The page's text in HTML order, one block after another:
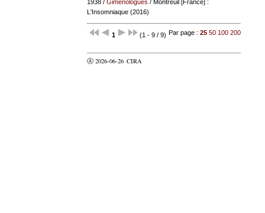
1938/ Giménologues / Montreuil [France] :
L'Insomniaque (2016)
1 (1 - 9 / 9) Par page : 25 50 100 200
Ⓐ 2026-06-26 CIRA